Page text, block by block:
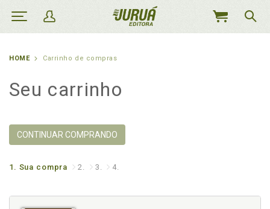
MEU
HOME Carrinho de compras
Seu carrinho
CONTINUAR COMPRANDO
1. Sua compra 2. 3. 4.